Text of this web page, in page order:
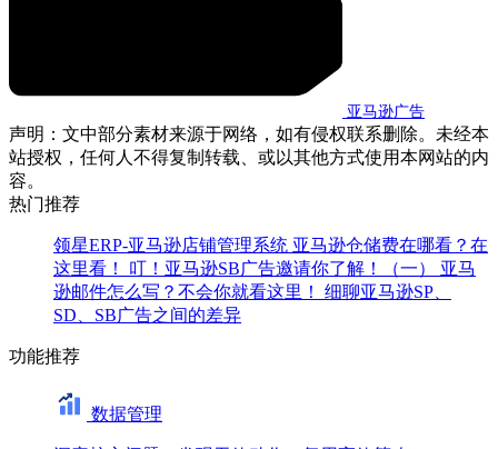
亚马逊广告
声明：文中部分素材来源于网络，如有侵权联系删除。未经本
站授权，任何人不得复制转载、或以其他方式使用本网站的内
容。
热门推荐
领星ERP-亚马逊店铺管理系统 亚马逊仓储费在哪看？在
这里看！ 叮！亚马逊SB广告邀请你了解！（一） 亚马
逊邮件怎么写？不会你就看这里！ 细聊亚马逊SP、
SD、SB广告之间的差异
功能推荐
数据管理